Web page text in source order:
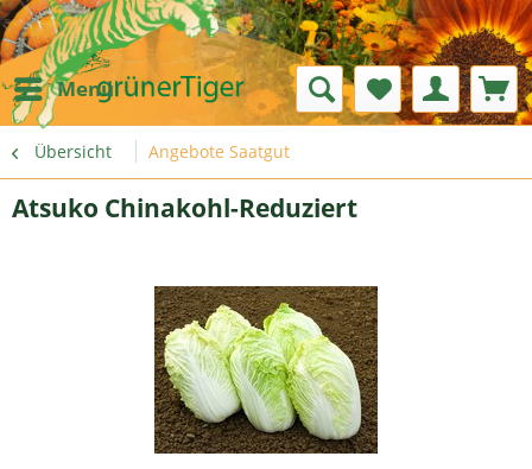
Menü
Übersicht Angebote Saatgut
Atsuko Chinakohl-Reduziert